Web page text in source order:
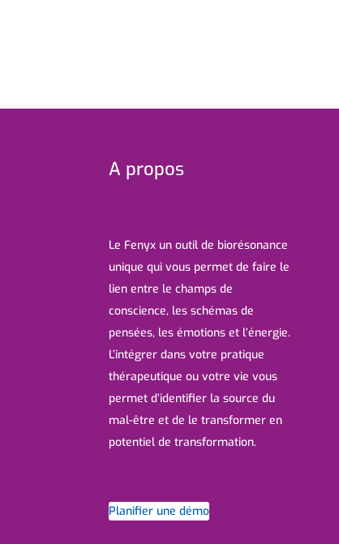
A propos
Le Fenyx un outil de biorésonance
unique qui vous permet de faire le
lien entre le champs de
conscience, les schémas de
pensées, les émotions et l’énergie.
L’intégrer dans votre pratique
thérapeutique ou votre vie vous
permet d’identifier la source du
mal-être et de le transformer en
potentiel de transformation.
Planifier une démo